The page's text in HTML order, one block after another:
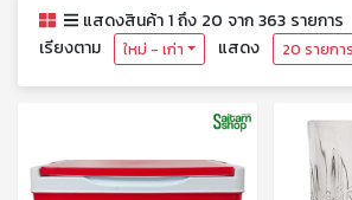
แสดงสินค้า 1 ถึง 20 จาก 363 รายการ
เรียงตาม
ใหม่ - เก่า แสดง 20 รายการ